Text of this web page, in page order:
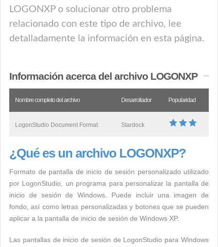
LOGONXP o solucionar otro problema
relacionado con este tipo de archivo, lee
detalladamente la información en esta página.
Información acerca del archivo LOGONXP
Nombre completo del archivo Desarrollador Popularidad
LogonStudio Document Format Stardock
¿Qué es un archivo LOGONXP?
Formato de pantalla de inicio de sesión personalizado utilizado
por LogonStudio, un programa para personalizar la pantalla de
inicio de sesión de Windows. Puede incluir una imagen de
fondo, así como letras personalizadas y botones que se pueden
aplicar a la pantalla de inicio de sesión de Windows XP.
Las pantallas de inicio de sesión de LogonStudio para Windows